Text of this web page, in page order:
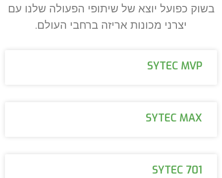
בשוק כפועל יוצא של שיתופי הפעולה שלנו עם
יצרני מכונות אריזה ברחבי העולם.
SYTEC MVP
SYTEC MAX
SYTEC 701